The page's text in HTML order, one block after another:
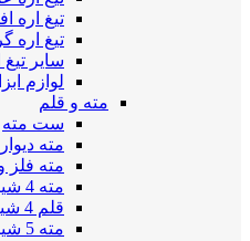
تیغ اره
تیغ اره
سایر تیغ
لوازم
مته و قلم
ست مته
مته دیوار
مته
مته 4 شیار
قلم 4 شیار
مته 5 شیار